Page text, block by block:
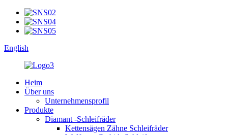
English
Heim
Über uns
Unternehmensprofil
Produkte
Diamant -Schleifräder
Kettensägen Zähne Schleifräder